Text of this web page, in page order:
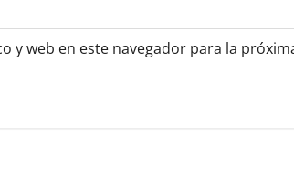
y web en este navegador para la